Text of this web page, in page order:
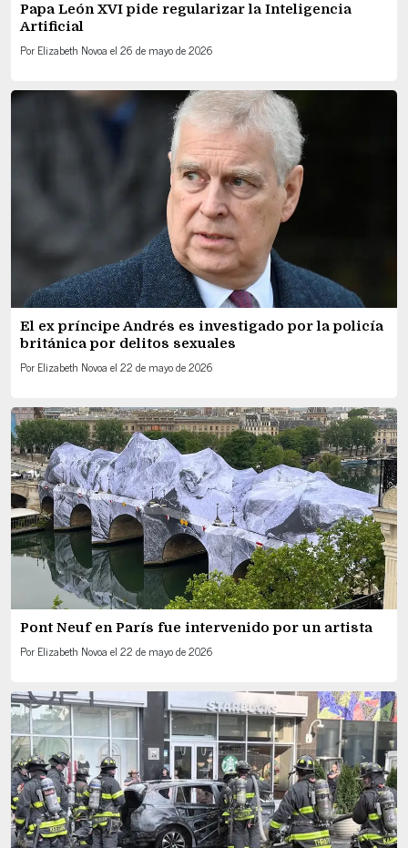
Papa León XVI pide regularizar la Inteligencia
Artificial
Por Elizabeth Novoa el 26 de mayo de 2026
El ex príncipe Andrés es investigado por la policía
británica por delitos sexuales
Por Elizabeth Novoa el 22 de mayo de 2026
Pont Neuf en París fue intervenido por un artista
Por Elizabeth Novoa el 22 de mayo de 2026